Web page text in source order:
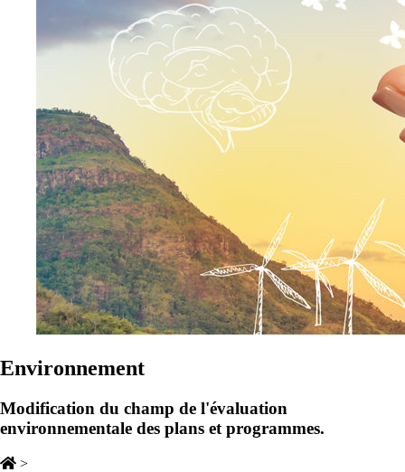
Environnement
Modification du champ de l'évaluation
environnementale des plans et programmes.
>